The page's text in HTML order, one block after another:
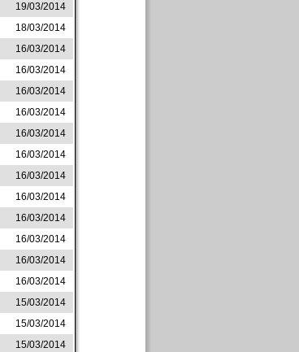
19/03/2014
18/03/2014
16/03/2014
16/03/2014
16/03/2014
16/03/2014
16/03/2014
16/03/2014
16/03/2014
16/03/2014
16/03/2014
16/03/2014
16/03/2014
16/03/2014
15/03/2014
15/03/2014
15/03/2014